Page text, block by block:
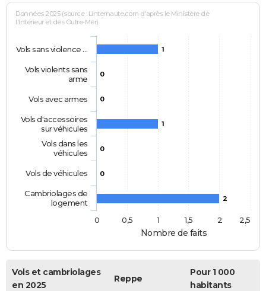
Nombre de faits
Données 2025 (source : Linternaute.com d'après le Ministère de
l'Intérieur et des Outre-Mer)
1
0
0
1
0
0
2
Vols sans violence …
Vols violents sans
arme
Vols avec armes
Vols d'accessoires
sur véhicules
Vols dans les
véhicules
Vols de véhicules
Cambriolages de
logement
0
0,5 1 1,5 2 2,5
Vols et cambriolages
en 2025
Reppe
Pour 1 000
habitants